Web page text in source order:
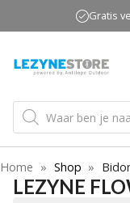
naar
inhoud
Gratis
Producten
zoeken
Home » Shop »
LEZYNE